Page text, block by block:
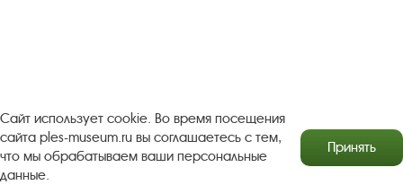
Антикоррупционная деятельность
Результаты независимой оценки качества
Сайт использует cookie. Во время посещения
сайта ples-museum.ru вы соглашаетесь с тем,
что мы обрабатываем ваши персональные
данные.
Принять